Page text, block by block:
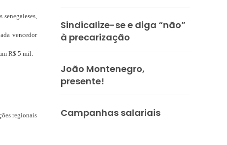
vencedor
R$ 5 mil.
regionais
Sindicalize-se e diga “não”
à precarização
João Montenegro,
presente!
Campanhas salariais